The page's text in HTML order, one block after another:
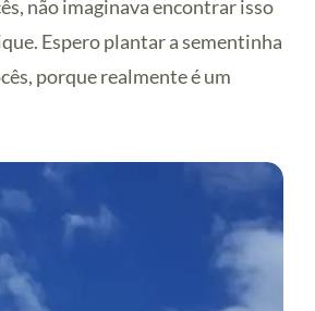
não imaginava encontrar isso
Espero plantar a sementinha
porque realmente é um